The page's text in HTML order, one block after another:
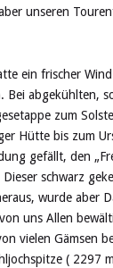
unseren
ein frischer
Bei abgekühlten,
zum
Hütte bis zum
gefällt, den
schwarz
wurde aber
uns Allen
vielen Gämsen
( 2297